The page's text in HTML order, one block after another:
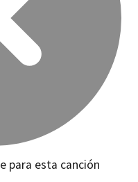
para esta canción